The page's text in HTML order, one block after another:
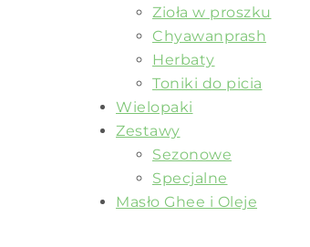
Zioła w proszku
Chyawanprash
Herbaty
Toniki do picia
Wielopaki
Zestawy
Sezonowe
Specjalne
Masło Ghee i Oleje